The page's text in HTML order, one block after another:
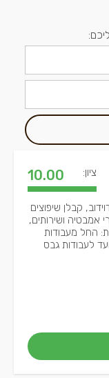
ציון: 10.00
קבלן שיפוצים
אמבטיה ושירותים,
החל מעבודות
לעבודות גבס